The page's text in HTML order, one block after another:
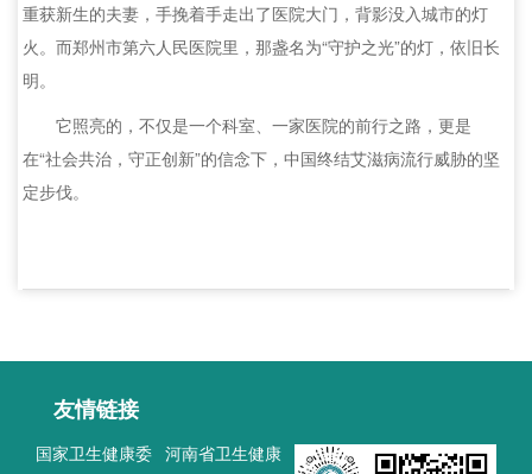
重获新生的夫妻，手挽着手走出了医院大门，背影没入城市的灯
火。而郑州市第六人民医院里，那盏名为“守护之光”的灯，依旧长
明。
它照亮的，不仅是一个科室、一家医院的前行之路，更是
在“社会共治，守正创新”的信念下，中国终结艾滋病流行威胁的坚
定步伐。
友情链接
国家卫生健康委 河南省卫生健康